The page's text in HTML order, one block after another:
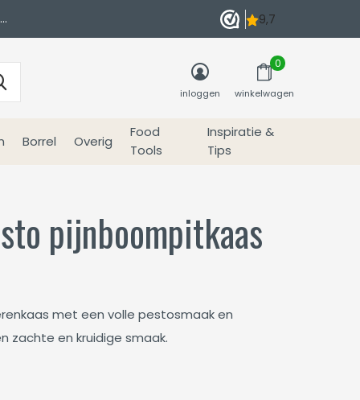
Borrel Overig
Food
Tools
Inspiratie &
Tips
inloggen winkelwagen
0
pijnboompitkaas
met een volle pestosmaak en
zachte en kruidige smaak.